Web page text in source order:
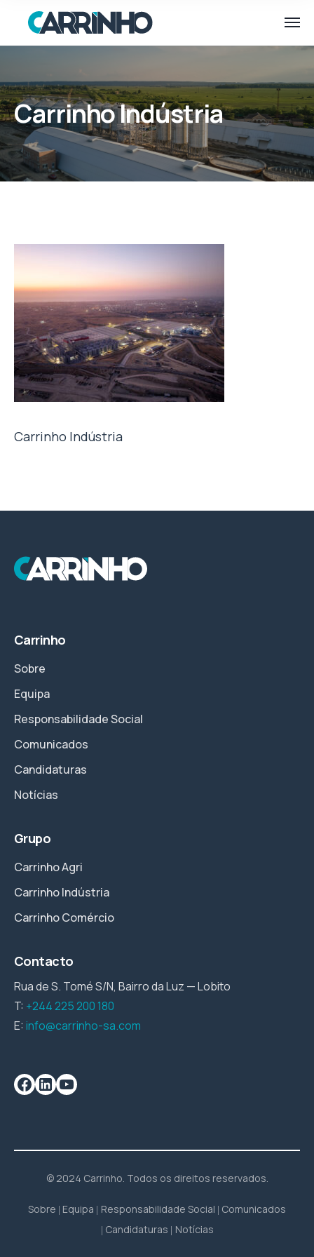
Carrinho Indústria
Carrinho Indústria
Carrinho
Sobre
Equipa
Responsabilidade Social
Comunicados
Candidaturas
Notícias
Grupo
Carrinho Agri
Carrinho Indústria
Carrinho Comércio
Contacto
Rua de S. Tomé S/N, Bairro da Luz — Lobito
T: +244 225 200 180
E:info@carrinho-sa.com
© 2024 Carrinho. Todos os direitos reservados.
Sobre Equipa Responsabilidade Social Comunicados
Candidaturas
Notícias